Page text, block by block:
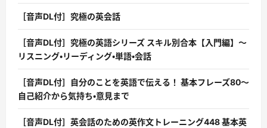
［音声DL付］究極の英会話
［音声DL付］究極の英語シリーズ スキル別合本【入門編】〜
リスニング・リーディング・単語・会話
［音声DL付］自分のことを英語で伝える！ 基本フレーズ80〜
自己紹介から気持ち・意見まで
［音声DL付］英会話のための英作文トレーニング448 基本英